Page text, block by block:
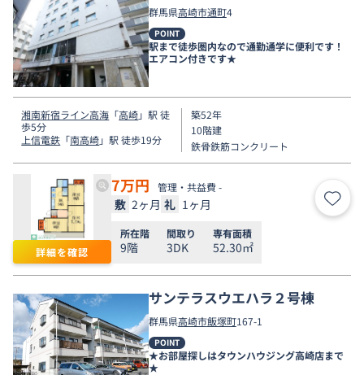
群馬県高崎市通町4
POINT
駅まで徒歩圏内なので通勤通学に便利です！
エアコン付きです★
湘南新宿ライン高海 「高崎」駅 徒
歩5分
上信電鉄 「南高崎」駅 徒歩19分
築52年
10階建
鉄骨鉄筋コンクリート
詳細を確認
7万円 管理・共益費 -
敷 2ヶ月 礼 1ヶ月 お気
所在階
9階
間取り
3DK
専有面積
52.30㎡
サンテラスウエハラ２号棟
群馬県高崎市飯塚町167-1
POINT
★お部屋探しはタウンハウジング高崎店まで
★